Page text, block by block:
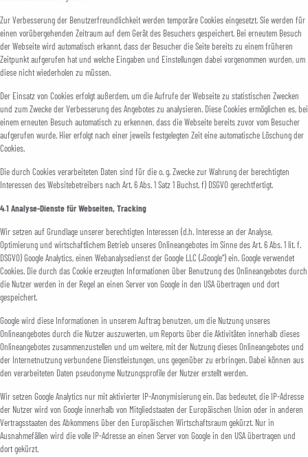
Zur Verbesserung der Benutzerfreundlichkeit werden temporäre Cookies eingesetzt. Sie werden für
einen vorübergehenden Zeitraum auf dem Gerät des Besuchers gespeichert. Bei erneutem Besuch
der Webseite wird automatisch erkannt, dass der Besucher die Seite bereits zu einem früheren
Zeitpunkt aufgerufen hat und welche Eingaben und Einstellungen dabei vorgenommen wurden, um
diese nicht wiederholen zu müssen.
Der Einsatz von Cookies erfolgt außerdem, um die Aufrufe der Webseite zu statistischen Zwecken
und zum Zwecke der Verbesserung des Angebotes zu analysieren. Diese Cookies ermöglichen es, bei
einem erneuten Besuch automatisch zu erkennen, dass die Webseite bereits zuvor vom Besucher
aufgerufen wurde. Hier erfolgt nach einer jeweils festgelegten Zeit eine automatische Löschung der
Cookies.
Die durch Cookies verarbeiteten Daten sind für die o. g. Zwecke zur Wahrung der berechtigten
Interessen des Websitebetreibers nach Art. 6 Abs. 1 Satz 1 Buchst. f) DSGVO gerechtfertigt.
4.1 Analyse-Dienste für Webseiten, Tracking
Wir setzen auf Grundlage unserer berechtigten Interessen (d.h. Interesse an der Analyse,
Optimierung und wirtschaftlichem Betrieb unseres Onlineangebotes im Sinne des Art. 6 Abs. 1 lit. f.
DSGVO) Google Analytics, einen Webanalysedienst der Google LLC („Google“) ein. Google verwendet
Cookies. Die durch das Cookie erzeugten Informationen über Benutzung des Onlineangebotes durch
die Nutzer werden in der Regel an einen Server von Google in den USA übertragen und dort
gespeichert.
Google wird diese Informationen in unserem Auftrag benutzen, um die Nutzung unseres
Onlineangebotes durch die Nutzer auszuwerten, um Reports über die Aktivitäten innerhalb dieses
Onlineangebotes zusammenzustellen und um weitere, mit der Nutzung dieses Onlineangebotes und
der Internetnutzung verbundene Dienstleistungen, uns gegenüber zu erbringen. Dabei können aus
den verarbeiteten Daten pseudonyme Nutzungsprofile der Nutzer erstellt werden.
Wir setzen Google Analytics nur mit aktivierter IP-Anonymisierung ein. Das bedeutet, die IP-Adresse
der Nutzer wird von Google innerhalb von Mitgliedstaaten der Europäischen Union oder in anderen
Vertragsstaaten des Abkommens über den Europäischen Wirtschaftsraum gekürzt. Nur in
Ausnahmefällen wird die volle IP-Adresse an einen Server von Google in den USA übertragen und
dort gekürzt.